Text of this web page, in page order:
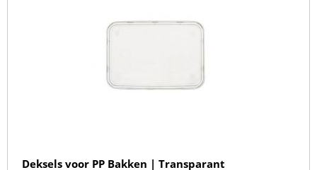
Deksels voor PP Bakken | Transparant